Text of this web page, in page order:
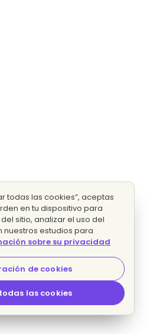
todas las cookies”, aceptas
en tu dispositivo para
sitio, analizar el uso del
nuestros estudios para
sobre su privacidad
de cookies
las cookies